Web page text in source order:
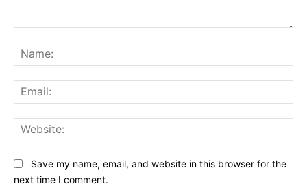
Save my name, email, and website in this browser for the
next time I comment.